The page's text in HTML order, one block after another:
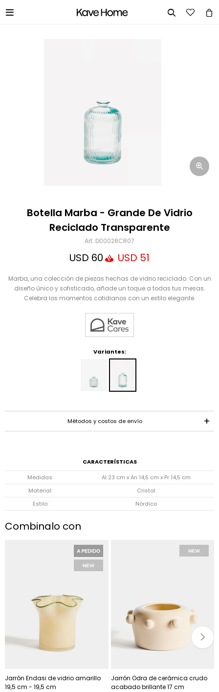
 
Botella Marba - Grande De Vidrio
Reciclado Transparente
D00028CR07
USD 60 USD 51
Marba, una colección de piezas hechas de vidrio reciclado. Con un
diseño único y sofisticado, añade un toque a todas tus mesas.
Celebra los momentos cotidianos con un estilo elegante.
Variantes:
Métodos y costos de envío
CARACTERÍSTICAS
Medidas
Al 23 cm x An 14,5 cm x Pr 14,5 cm
Material
Cristal
Estilo
Nórdico
Combinalo con
Jarrón Endasi de vidrio amarillo
19,5 cm - 19,5 cm
Jarrón Odra de cerámica crudo
acabado brillante 17 cm